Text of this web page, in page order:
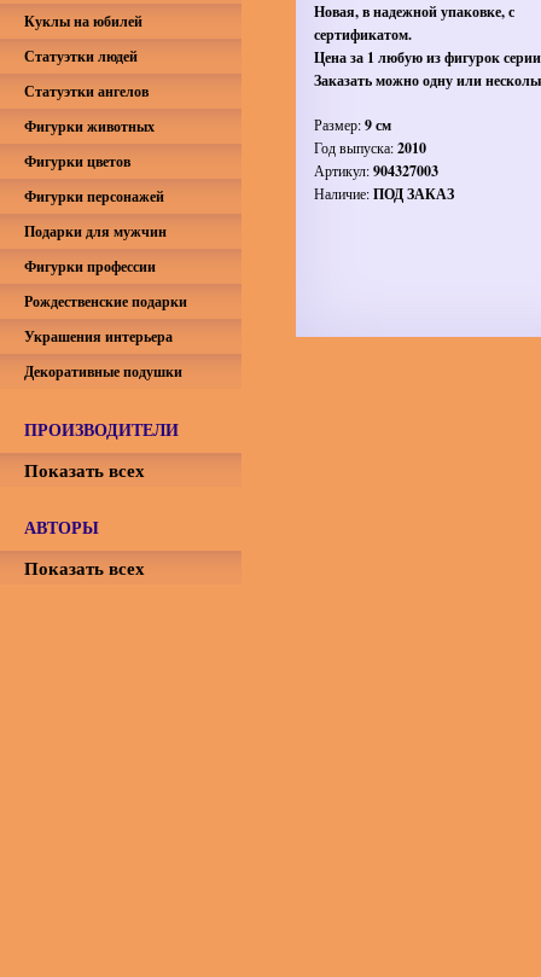
Новая, в надежной упаковке, с
сертификатом.
Цена за 1 любую из фигурок
Заказать можно одну или
Размер:9 см
Год выпуска:2010
Артикул:904327003
Наличие:ПОД ЗАКАЗ
Куклы на юбилей
Статуэтки людей
Статуэтки ангелов
Фигурки животных
Фигурки цветов
Фигурки персонажей
Подарки для мужчин
Фигурки профессии
Рождественские подарки
Украшения интерьера
Декоративные подушки
ПРОИЗВОДИТЕЛИ
Показать всех
АВТОРЫ
Показать всех